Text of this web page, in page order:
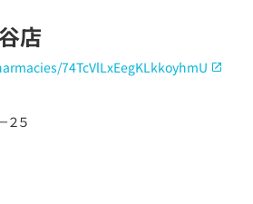
店
74TcVlLxEegKLkkoyhmU
２５